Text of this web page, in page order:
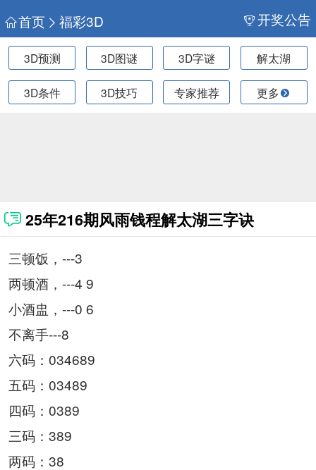
首页 福彩3D 开奖公告
3D预测 3D图谜 3D字谜 解太湖
3D条件 3D技巧 专家推荐 更多
25年216期风雨钱程解太湖三字诀
三顿饭，---3
两顿酒，---4 9
小酒盅，---0 6
不离手---8
六码：034689
五码：03489
四码：0389
三码：389
两码：38